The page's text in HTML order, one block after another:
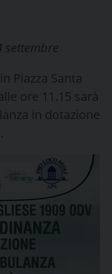
settembre
in Piazza Santa
ore 11.15 sarà
in dotazione
.